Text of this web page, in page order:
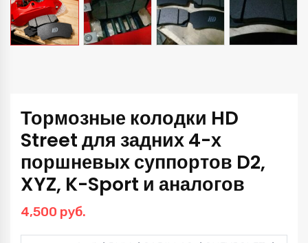
Тормозные колодки HD
Street для задних 4-х
поршневых суппортов D2,
XYZ, K-Sport и аналогов
4,500 руб.